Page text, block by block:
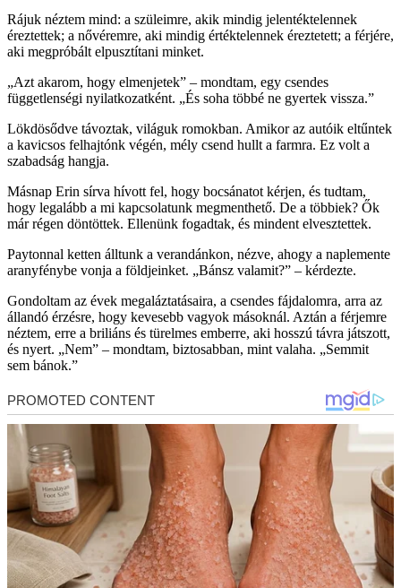
Rájuk néztem mind: a szüleimre, akik mindig jelentéktelennek
éreztettek; a nővéremre, aki mindig értéktelennek éreztetett; a férjére,
aki megpróbált elpusztítani minket.
„Azt akarom, hogy elmenjetek” – mondtam, egy csendes
függetlenségi nyilatkozatként. „És soha többé ne gyertek vissza.”
Lökdösődve távoztak, világuk romokban. Amikor az autóik eltűntek
a kavicsos felhajtónk végén, mély csend hullt a farmra. Ez volt a
szabadság hangja.
Másnap Erin sírva hívott fel, hogy bocsánatot kérjen, és tudtam,
hogy legalább a mi kapcsolatunk megmenthető. De a többiek? Ők
már régen döntöttek. Ellenünk fogadtak, és mindent elvesztettek.
Paytonnal ketten álltunk a verandánkon, nézve, ahogy a naplemente
aranyfénybe vonja a földjeinket. „Bánsz valamit?” – kérdezte.
Gondoltam az évek megaláztatásaira, a csendes fájdalomra, arra az
állandó érzésre, hogy kevesebb vagyok másoknál. Aztán a férjemre
néztem, erre a briliáns és türelmes emberre, aki hosszú távra játszott,
és nyert. „Nem” – mondtam, biztosabban, mint valaha. „Semmit
sem bánok.”